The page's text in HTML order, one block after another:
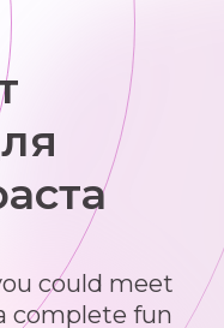
could meet
complete fun